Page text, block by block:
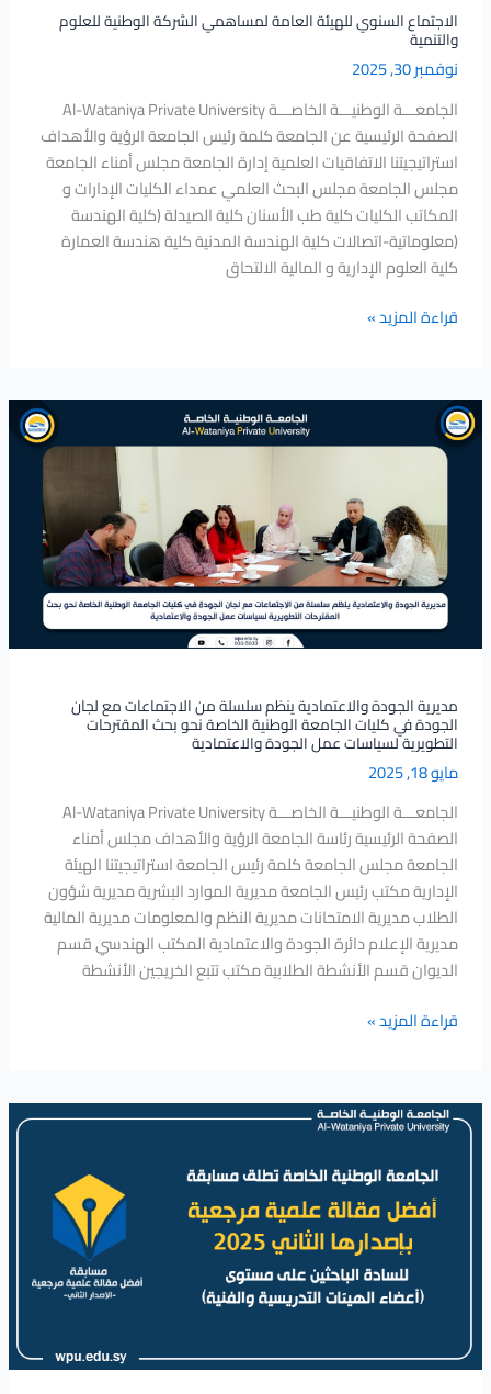
الاجتماع السنوي للهيئة العامة لمساهمي الشركة الوطنية للعلوم
والتنمية
نوفمبر 30, 2025
الجامعـــة الوطنيـــة الخاصـــة Al-Wataniya Private University
الصفحة الرئيسية عن الجامعة كلمة رئيس الجامعة الرؤية والأهداف
استراتيجيتنا الاتفاقيات العلمية إدارة الجامعة مجلس أمناء الجامعة
مجلس الجامعة مجلس البحث العلمي عمداء الكليات الإدارات و
المكاتب الكليات كلية طب الأسنان كلية الصيدلة (كلية الهندسة
(معلوماتية-اتصالات كلية الهندسة المدنية كلية هندسة العمارة
كلية العلوم الإدارية و المالية الالتحاق
قراءة المزيد »
مديرية الجودة والاعتمادية ينظم سلسلة من الاجتماعات مع لجان
الجودة في كليات الجامعة الوطنية الخاصة نحو بحث المقترحات
التطويرية لسياسات عمل الجودة والاعتمادية
مايو 18, 2025
الجامعـــة الوطنيـــة الخاصـــة Al-Wataniya Private University
الصفحة الرئيسية رئاسة الجامعة الرؤية والأهداف مجلس أمناء
الجامعة مجلس الجامعة كلمة رئيس الجامعة استراتيجيتنا الهيئة
الإدارية مكتب رئيس الجامعة مديرية الموارد البشرية مديرية شؤون
الطلاب مديرية الامتحانات مديرية النظم والمعلومات مديرية المالية
مديرية الإعلام دائرة الجودة والاعتمادية المكتب الهندسي قسم
الديوان قسم الأنشطة الطلابية مكتب تتبع الخريجين الأنشطة
مديرية
الجودة
والاعتمادية
سلسلة
من
الاجتماعات
مع
لجان
الجودة
كليات
الجامعة
الوطنية
الخاصة
نحو
بحث
المقترحات
التطويرية
لسياسات
عمل
الجودة
قراءة المزيد »
الجامعة
الوطنية
الخاصة
تطلق
مسابقة
مقالة
مرجعية
بإصدارها